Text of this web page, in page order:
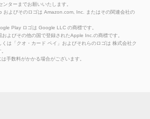
ンターまでお願いいたします。
よびそのロゴは Amazon.com, Inc. またはその関連会社の
Play ロゴは Google LLC の商標です。
よびその他の国で登録されたApple Inc.の商標です。
は「クオ・カード ペイ」およびそれらのロゴは 株式会社ク
手数料がかかる場合がございます。